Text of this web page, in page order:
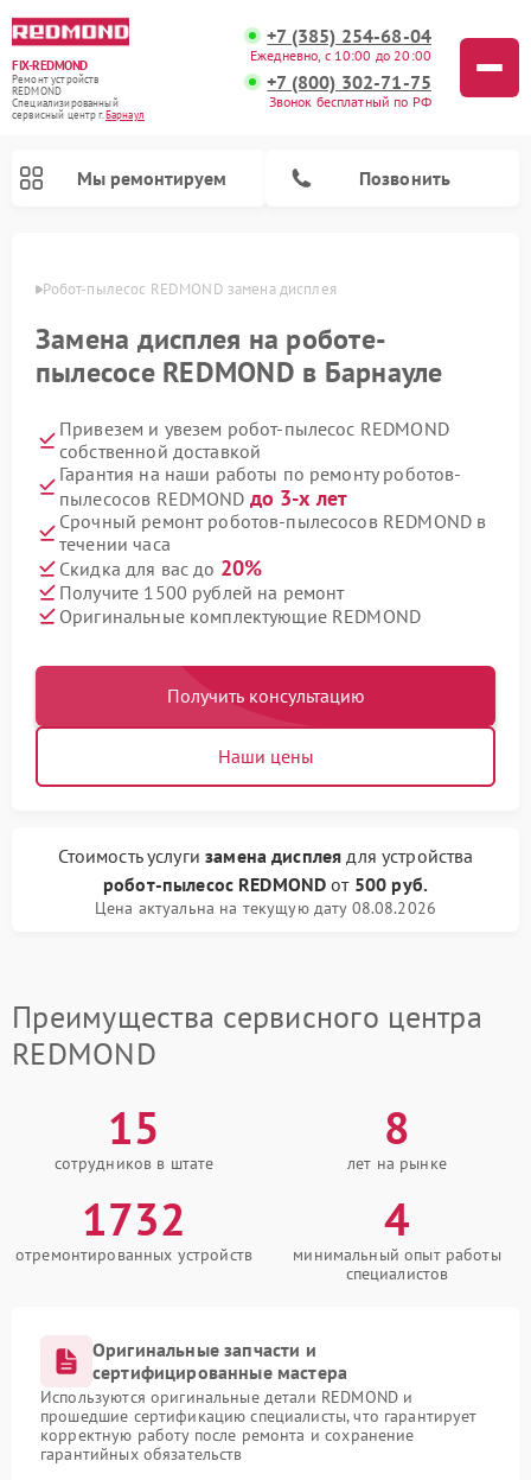
FIX-REDMOND
Ремонт устройств
REDMOND
Специализированный
cервисный центр г.Барнаул
+7 (385) 254-68-04
Ежедневно, с 10:00 до 20:00
+7 (800) 302-71-75
Звонок бесплатный по РФ
Мы ремонтируем Позвонить
Робот-пылесос REDMOND замена дисплея
Замена дисплея на роботе-
пылесосе REDMOND в Барнауле
Привезем и увезем робот-пылесос REDMOND
собственной доставкой
Гарантия на наши работы по ремонту роботов-
пылесосов REDMOND до 3-х лет
Срочный ремонт роботов-пылесосов REDMOND в
течении часа
Скидка для вас до 20%
Получите 1500 рублей на ремонт
Оригинальные комплектующие REDMOND
Получить консультацию
Наши цены
Стоимость услугизамена дисплея для устройства
робот-пылесос REDMOND от 500 руб.
Цена актуальна на текущую дату 08.08.2026
Преимущества сервисного центра
REDMOND
15
сотрудников в штате
8
лет на рынке
1732
отремонтированных устройств
4
минимальный опыт работы
специалистов
Оригинальные запчасти и
сертифицированные мастера
Используются оригинальные детали REDMOND и
прошедшие сертификацию специалисты, что гарантирует
корректную работу после ремонта и сохранение
гарантийных обязательств